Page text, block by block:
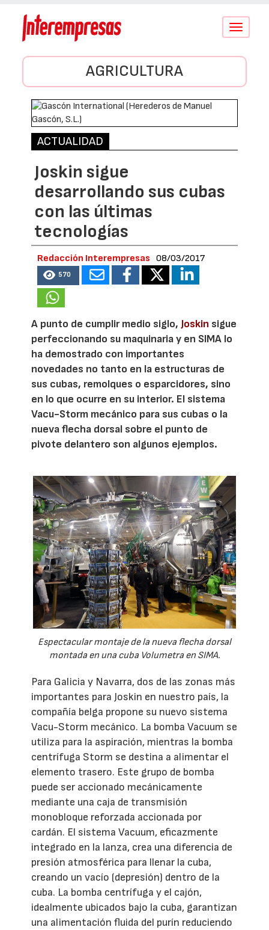
Conmutar
AGRICULTURA
ACTUALIDAD
Joskin sigue
desarrollando sus cubas
con las últimas
tecnologías
Redacción Interempresas 08/03/2017
570
A punto de cumplir medio siglo,Joskin sigue
perfeccionando su maquinaria y en SIMA lo
ha demostrado con importantes
novedades no tanto en la estructuras de
sus cubas, remolques o esparcidores, sino
en lo que ocurre en su interior. El sistema
Vacu-Storm mecánico para sus cubas o la
nueva flecha dorsal sobre el punto de
pivote delantero son algunos ejemplos.
Espectacular montaje de la nueva flecha dorsal
montada en una cuba Volumetra en SIMA.
Para Galicia y Navarra, dos de las zonas más
importantes para Joskin en nuestro país, la
compañía belga propone su nuevo sistema
Vacu-Storm mecánico. La bomba Vacuum se
utiliza para la aspiración, mientras la bomba
centrífuga Storm se destina a alimentar el
elemento trasero. Este grupo de bomba
puede ser accionado mecánicamente
mediante una caja de transmisión
monobloque reforzada accionada por
cardán. El sistema Vacuum, eficazmente
integrado en la lanza, crea una diferencia de
presión atmosférica para llenar la cuba,
creando un vacío (depresión) dentro de la
cuba. La bomba centrífuga y el cajón,
idealmente ubicados bajo la cuba, garantizan
una alimentación fluida del purín reduciendo